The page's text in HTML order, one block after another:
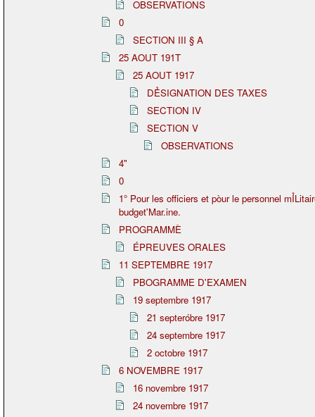
OBSERVATIONS
0
SECTION III § A
25 AOUT 191T
25 AOUT 1917
DẺSIGNATION DES TAXES
SECTION IV
SECTION V
OBSERVATIONS
4"
0
1° Pour les officiers et pòur le personnel
budget'Mar.ine.
PROGRAMMÈ
ÉPREUVES ORALES
11 SEPTEMBRE 1917
PBOGRAMME D'EXAMEN
19 septembre 1917
21 septeróbre 1917
24 septembre 1917
2 octobre 1917
6 NOVEMBRE 1917
16 novembre 1917
24 novembre 1917